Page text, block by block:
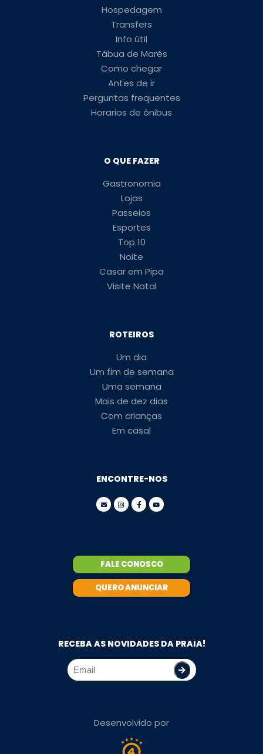
Hospedagem
Transfers
Info útil
Tábua de Marés
Como chegar
Antes de ir
Perguntas frequentes
Horarios de ônibus
O QUE FAZER
Gastronomia
Lojas
Passeios
Esportes
Top 10
Noite
Casar em Pipa
Visite Natal
ROTEIROS
Um dia
Um fim de semana
Uma semana
Mais de dez dias
Com crianças
Em casal
ENCONTRE-NOS
FALE CONOSCO
QUERO ANUNCIAR
RECEBA AS NOVIDADES DA PRAIA!
Desenvolvido por